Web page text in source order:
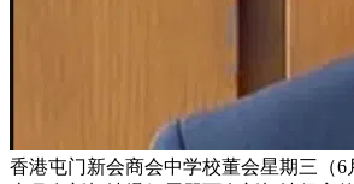
香港屯门新会商会中学校董会星期三（6